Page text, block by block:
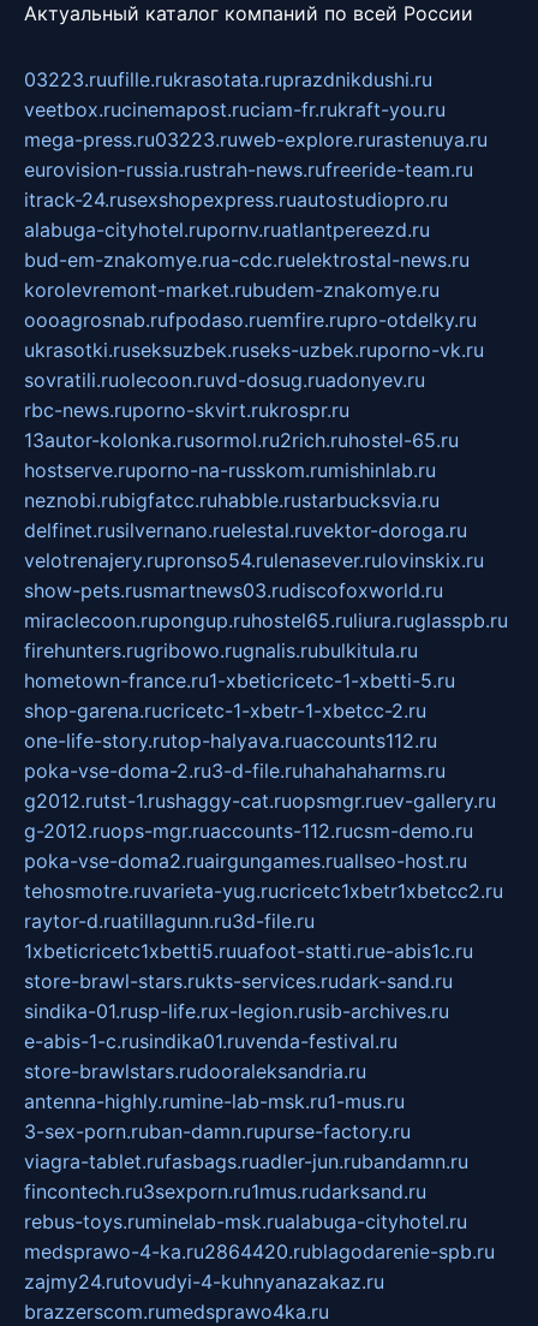
Актуальный каталог компаний по всей России
03223.ruufille.rukrasotata.ruprazdnikdushi.ru
veetbox.rucinemapost.ruciam-fr.rukraft-you.ru
mega-press.ru03223.ruweb-explore.rurastenuya.ru
eurovision-russia.rustrah-news.rufreeride-team.ru
itrack-24.rusexshopexpress.ruautostudiopro.ru
alabuga-cityhotel.rupornv.ruatlantpereezd.ru
bud-em-znakomye.rua-cdc.ruelektrostal-news.ru
korolevremont-market.rubudem-znakomye.ru
oooagrosnab.rufpodaso.ruemfire.rupro-otdelky.ru
ukrasotki.ruseksuzbek.ruseks-uzbek.ruporno-vk.ru
sovratili.ruolecoon.ruvd-dosug.ruadonyev.ru
rbc-news.ruporno-skvirt.rukrospr.ru
13autor-kolonka.rusormol.ru2rich.ruhostel-65.ru
hostserve.ruporno-na-russkom.rumishinlab.ru
neznobi.rubigfatcc.ruhabble.rustarbucksvia.ru
delfinet.rusilvernano.ruelestal.ruvektor-doroga.ru
velotrenajery.rupronso54.rulenasever.rulovinskix.ru
show-pets.rusmartnews03.rudiscofoxworld.ru
miraclecoon.rupongup.ruhostel65.ruliura.ruglasspb.ru
firehunters.rugribowo.rugnalis.rubulkitula.ru
hometown-france.ru1-xbeticricetc-1-xbetti-5.ru
shop-garena.rucricetc-1-xbetr-1-xbetcc-2.ru
one-life-story.rutop-halyava.ruaccounts112.ru
poka-vse-doma-2.ru3-d-file.ruhahahaharms.ru
g2012.rutst-1.rushaggy-cat.ruopsmgr.ruev-gallery.ru
g-2012.ruops-mgr.ruaccounts-112.rucsm-demo.ru
poka-vse-doma2.ruairgungames.ruallseo-host.ru
tehosmotre.ruvarieta-yug.rucricetc1xbetr1xbetcc2.ru
raytor-d.ruatillagunn.ru3d-file.ru
1xbeticricetc1xbetti5.ruuafoot-statti.rue-abis1c.ru
store-brawl-stars.rukts-services.rudark-sand.ru
sindika-01.rusp-life.rux-legion.rusib-archives.ru
e-abis-1-c.rusindika01.ruvenda-festival.ru
store-brawlstars.rudooraleksandria.ru
antenna-highly.rumine-lab-msk.ru1-mus.ru
3-sex-porn.ruban-damn.rupurse-factory.ru
viagra-tablet.rufasbags.ruadler-jun.rubandamn.ru
fincontech.ru3sexporn.ru1mus.rudarksand.ru
rebus-toys.ruminelab-msk.rualabuga-cityhotel.ru
medsprawo-4-ka.ru2864420.rublagodarenie-spb.ru
zajmy24.rutovudyi-4-kuhnyanazakaz.ru
brazzerscom.rumedsprawo4ka.ru